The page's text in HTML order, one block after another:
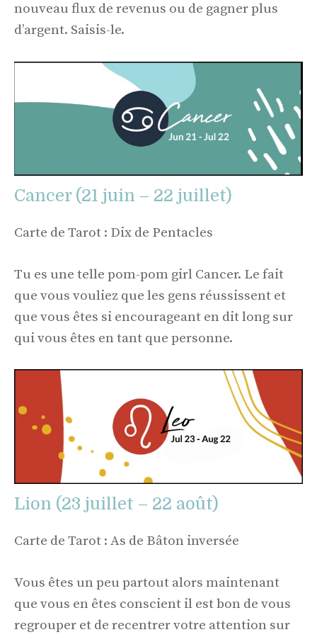
nouveau flux de revenus ou de gagner plus
d’argent. Saisis-le.
Cancer (21 juin – 22 juillet)
Carte de Tarot : Dix de Pentacles
Tu es une telle pom-pom girl Cancer. Le fait
que vous vouliez que les gens réussissent et
que vous êtes si encourageant en dit long sur
qui vous êtes en tant que personne.
Lion (23 juillet – 22 août)
Carte de Tarot : As de Bâton inversée
Vous êtes un peu partout alors maintenant
que vous en êtes conscient il est bon de vous
regrouper et de recentrer votre attention sur